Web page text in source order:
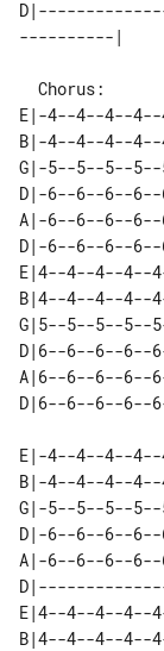
E|-4--4--4--
B|-4--4--4--
G|-5--5--5--
D|-6--6--6--
A|-6--6--6--
D|-6--6--6--
E|4--4--4--4--
B|4--4--4--4--
G|5--5--5--5--
D|6--6--6--6--
A|6--6--6--6--
E|-4--4--4--
B|-4--4--4--
G|-5--5--5--
D|-6--6--6--
A|-6--6--6--
E|4--4--4--4--
B|4--4--4--4--